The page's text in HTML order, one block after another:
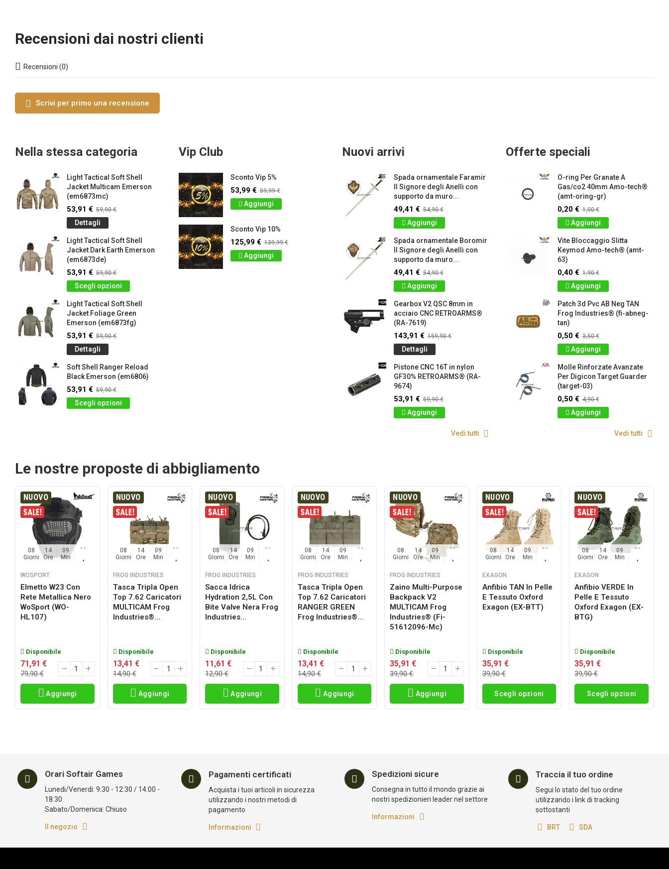
Recensioni dai nostri clienti
Recensioni (0)
Scrivi per primo una recensione
Nella stessa categoria
Light Tactical Soft Shell
Jacket Multicam Emerson
(em6873mc)
53,91 € 59,90 €
Dettagli
Light Tactical Soft Shell
Jacket Dark Earth Emerson
(em6873de)
53,91 € 59,90 €
Scegli opzioni
Light Tactical Soft Shell
Jacket Foliage Green
Emerson (em6873fg)
53,91 € 59,90 €
Dettagli
Soft Shell Ranger Reload
Black Emerson (em6806)
53,91 € 59,90 €
Scegli opzioni
Vip Club
Sconto Vip 5%
53,99 € 59,99 €
Aggiungi
Sconto Vip 10%
125,99 € 139,99 €
Aggiungi
Nuovi arrivi
Spada ornamentale Faramir
Il Signore degli Anelli con
supporto da muro...
49,41 € 54,90 €
Aggiungi
Spada ornamentale Boromir
Il Signore degli Anelli con
supporto da muro...
49,41 € 54,90 €
Aggiungi
Gearbox V2 QSC 8mm in
acciaio CNC RETROARMS®
(RA-7619)
143,91 € 159,90 €
Dettagli
Pistone CNC 16T in nylon
GF30% RETROARMS® (RA-
9674)
53,91 € 59,90 €
Aggiungi
Vedi tutti
Offerte speciali
O-ring Per Granate A
Gas/co2 40mm Amo-tech®
(amt-oring-gr)
0,20 € 1,00 €
Aggiungi
Vite Bloccaggio Slitta
Keymod Amo-tech® (amt-
63)
0,40 € 1,90 €
Aggiungi
Patch 3d Pvc AB Neg TAN
Frog Industries® (fi-abneg-
tan)
0,50 € 3,50 €
Aggiungi
Molle Rinforzate Avanzate
Per Digicon Target Guarder
(target-03)
0,50 € 4,90 €
Aggiungi
Vedi tutti
Le nostre proposte di abbigliamento
NUOVO
08
Giorni
14
Ore
09
Min
29
WOSPORT
Elmetto W23 Con
Rete Metallica Nero
WoSport (WO-
HL107)
Disponibile
71,91 €
79,90 €
Aggiungi
NUOVO
08
Giorni
14
Ore
09
Min
29
FROG INDUSTRIES
Tasca Tripla Open
Top 7.62 Caricatori
MULTICAM Frog
Industries®...
Disponibile
13,41 €
14,90 €
Aggiungi
NUOVO
08
Giorni
14
Ore
09
Min
29
FROG INDUSTRIES
Sacca Idrica
Hydration 2,5L Con
Bite Valve Nera Frog
Industries...
Disponibile
11,61 €
12,90 €
Aggiungi
NUOVO
08
Giorni
14
Ore
09
Min
29
FROG INDUSTRIES
Tasca Tripla Open
Top 7.62 Caricatori
RANGER GREEN
Frog Industries®...
Disponibile
13,41 €
14,90 €
Aggiungi
NUOVO
08
Giorni
14
Ore
09
Min
29
FROG INDUSTRIES
Zaino Multi-Purpose
Backpack V2
MULTICAM Frog
Industries® (fi-
51612096-Mc)
Disponibile
35,91 €
39,90 €
Aggiungi
NUOVO
08
Giorni
14
Ore
09
Min
29
EXAGON
Anfibio TAN In Pelle
E Tessuto Oxford
Exagon (EX-BTT)
Disponibile
35,91 €
39,90 €
Scegli opzioni
NUOVO
08
Giorni
14
Ore
09
Min
29
EXAGON
Anfibio VERDE In
Pelle E Tessuto
Oxford Exagon (EX-
BTG)
Disponibile
35,91 €
39,90 €
Scegli opzioni
Orari Softair Games
Lunedi/Venerdi: 9:30 - 12:30 / 14:00 -
18:30
Sabato/Domenica: Chiuso
Il negozio
Pagamenti certificati
Acquista i tuoi articoli in sicurezza
utilizzando i nostri metodi di
pagamento
Informazioni
Spedizioni sicure
Consegna in tutto il mondo grazie ai
nostri spedizionieri leader nel settore
Informazioni
Traccia il tuo ordine
Segui lo stato del tuo ordine
utilizzando i link di tracking
sottostanti
BRT SDA